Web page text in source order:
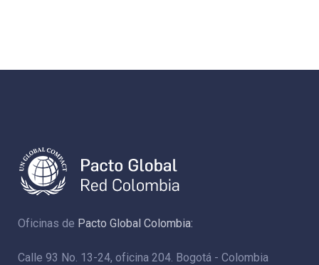
Oficinas de Pacto Global Colombia:
Calle 93 No. 13-24, oficina 204. Bogotá - Colombia